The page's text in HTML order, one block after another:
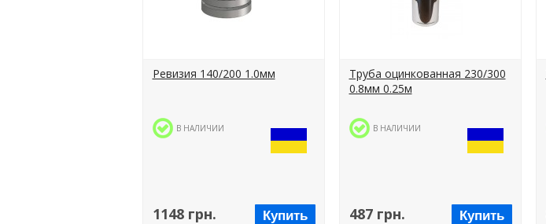
Ревизия 140/200 1.0мм
В НАЛИЧИИ
1148 грн. Купить
Труба оцинкованная 230/300
0.8мм 0.25м
В НАЛИЧИИ
487 грн. Купить